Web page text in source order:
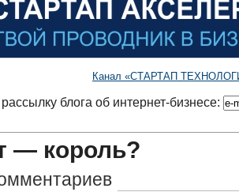
Канал «СТАРТАП
блога об интернет-бизнесе:
— король?